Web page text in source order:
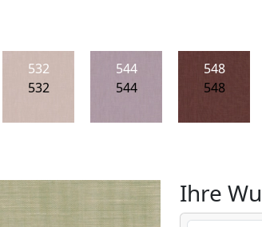
532
532
544
544
548
548
Ihre